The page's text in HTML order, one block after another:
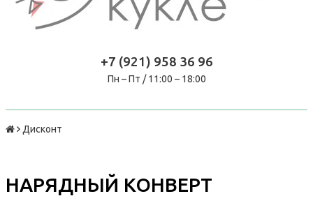
+7 (921) 958 36 96
Пн – Пт / 11:00 – 18:00
Дисконт
НАРЯДНЫЙ КОНВЕРТ